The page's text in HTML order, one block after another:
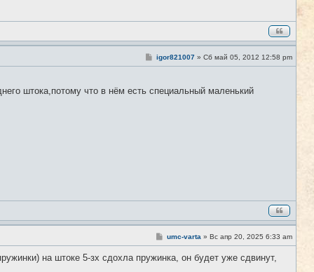
#11
С
о
щ
igor821007 » Сб май 05, 2012 12:58 pm
штока,потому что в нём есть специальный маленький
#12
С
о
б
umc-varta » Вс апр 20, 2025 6:33 am
на штоке 5-зх сдохла пружинка, он будет уже сдвинут,